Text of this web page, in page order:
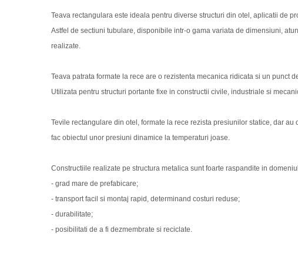
Teava rectangulara este ideala pentru diverse structuri din otel, aplicatii de
Astfel de sectiuni tubulare, disponibile intr-o gama variata de dimensiuni,
realizate.
Teava patrata formate la rece are o rezistenta mecanica ridicata si un punct
Utilizata pentru structuri portante fixe in constructii civile, industriale si
Tevile rectangulare din otel, formate la rece rezista presiunilor statice, dar
fac obiectul unor presiuni dinamice la temperaturi joase.
Constructiile realizate pe structura metalica sunt foarte raspandite in
- grad mare de prefabicare;
- transport facil si montaj rapid, determinand costuri reduse;
- durabilitate;
- posibilitati de a fi dezmembrate si reciclate.